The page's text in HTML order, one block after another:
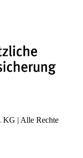
KG | Alle Rechte